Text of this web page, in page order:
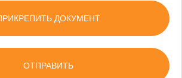
ДОКУМЕНТ